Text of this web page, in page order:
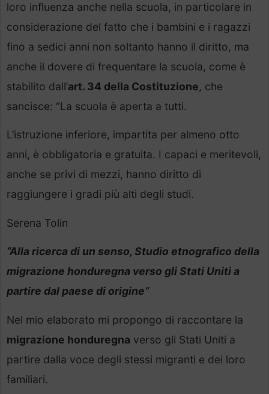
loro influenza anche nella scuola, in particolare in
considerazione del fatto che i bambini e i ragazzi
fino a sedici anni non soltanto hanno il diritto, ma
anche il dovere di frequentare la scuola, come è
stabilito dall’art. 34 della Costituzione, che
sancisce: “La scuola è aperta a tutti.
L’istruzione inferiore, impartita per almeno otto
anni, è obbligatoria e gratuita. I capaci e meritevoli,
anche se privi di mezzi, hanno diritto di
raggiungere i gradi più alti degli studi.
Serena Tolin
“Alla ricerca di un senso, Studio etnografico della
migrazione honduregna verso gli Stati Uniti a
partire dal paese di origine”
Nel mio elaborato mi propongo di raccontare la
migrazione honduregna verso gli Stati Uniti a
partire dalla voce degli stessi migranti e dei loro
familiari.